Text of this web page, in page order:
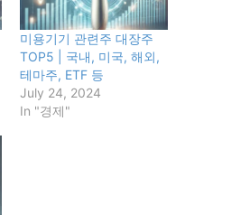
미용기기 관련주 대장주
TOP5 | 국내, 미국, 해외,
테마주, ETF 등
July 24, 2024
In "경제"